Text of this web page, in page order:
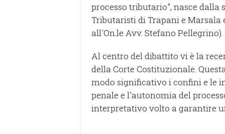
processo tributario", nasce
Tributaristi di Trapani e Marsala
all'On.le Avv. Stefano Pellegrino).
Al centro del dibattito vi è la
della Corte Costituzionale.
modo significativo i confini e le
penale e l'autonomia del
interpretativo volto a garantire